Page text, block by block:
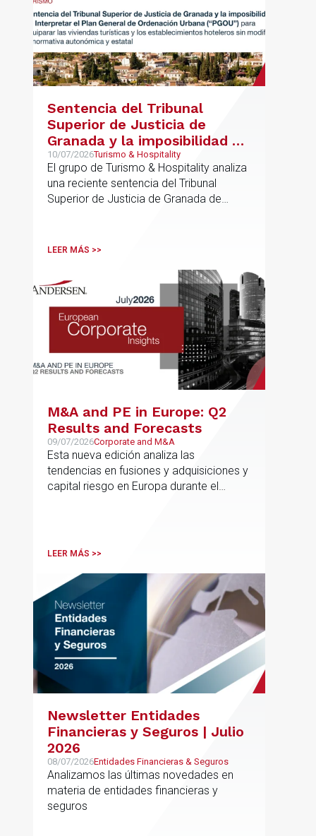
Sentencia del Tribunal
Superior de Justicia de
Granada y la imposibilidad de
Interpretar el Plan General
de Ordenación Urbana
(“PGOU”) para equiparar las
viviendas turísticas y los
autonómica y estatal
10/07/2026Turismo & Hospitality
El grupo de Turismo & Hospitality analiza
una reciente sentencia del Tribunal
Superior de Justicia de Granada de
LEER MÁS >>
M&A and PE in Europe: Q2
Results and Forecasts
09/07/2026Corporate and M&A
Esta nueva edición analiza las
tendencias en fusiones y adquisiciones y
capital riesgo en Europa durante el
LEER MÁS >>
Newsletter Entidades
Financieras y Seguros | Julio
2026
08/07/2026Entidades Financieras & Seguros
Analizamos las últimas novedades en
materia de entidades financieras y
seguros